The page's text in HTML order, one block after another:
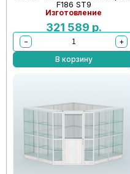
F186 ST9
Изготовление
321 589 р.
−
+
В корзину